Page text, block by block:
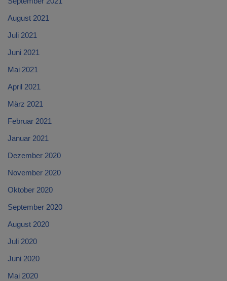
August 2021
Juli 2021
Juni 2021
Mai 2021
April 2021
März 2021
Februar 2021
Januar 2021
Dezember 2020
November 2020
Oktober 2020
September 2020
August 2020
Juli 2020
Juni 2020
Mai 2020